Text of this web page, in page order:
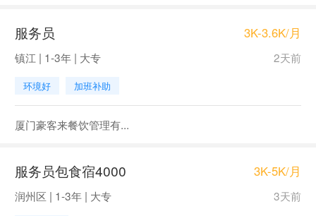
服务员 3K-3.6K/月
镇江 | 1-3年 | 大专 2天前
环境好 加班补助
厦门豪客来餐饮管理有...
服务员包食宿4000 3K-5K/月
润州区 | 1-3年 | 大专 3天前